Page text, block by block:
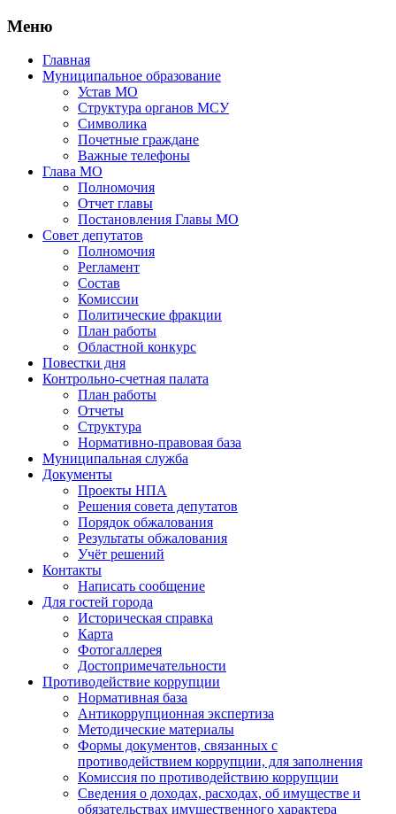
Меню
Главная
Муниципальное образование
Устав МО
Структура органов МСУ
Символика
Почетные граждане
Важные телефоны
Глава МО
Полномочия
Отчет главы
Постановления Главы МО
Совет депутатов
Полномочия
Регламент
Состав
Комиссии
Политические фракции
План работы
Областной конкурс
Повестки дня
Контрольно-счетная палата
План работы
Отчеты
Структура
Нормативно-правовая база
Муниципальная служба
Документы
Проекты НПА
Решения совета депутатов
Порядок обжалования
Результаты обжалования
Учёт решений
Контакты
Написать сообщение
Для гостей города
Историческая справка
Карта
Фотогаллерея
Достопримечательности
Противодействие коррупции
Нормативная база
Антикоррупционная экспертиза
Методические материалы
Формы документов, связанных с
противодействием коррупции, для заполнения
Комиссия по противодействию коррупции
Сведения о доходах, расходах, об имуществе и
обязательствах имущественного характера